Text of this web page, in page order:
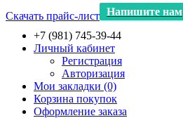
Скачать прайс-лист Напишите нам
+7 (981) 745-39-44
Личный кабинет
Регистрация
Авторизация
Мои закладки (0)
Корзина покупок
Оформление заказа